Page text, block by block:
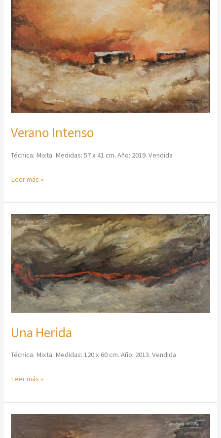
Verano Intenso
Técnica: Mixta. Medidas: 57 x 41 cm. Año: 2019. Vendida
Leer más »
Una Herida
Técnica: Mixta. Medidas: 120 x 60 cm. Año: 2013. Vendida
Una
Herida
Leer más »
Amarilla